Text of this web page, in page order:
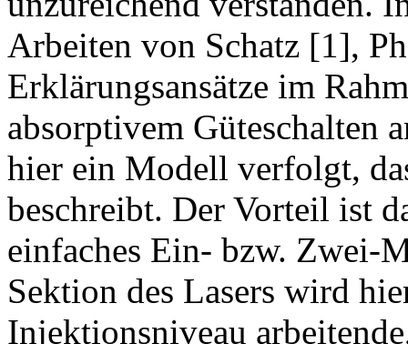
Arbeiten von Schatz [1],
Erklärungsansätze im
absorptivem Güteschalten
hier ein Modell verfolgt,
beschreibt. Der Vorteil ist
einfaches Ein- bzw. Zwei-
Sektion des Lasers wird
Injektionsniveau